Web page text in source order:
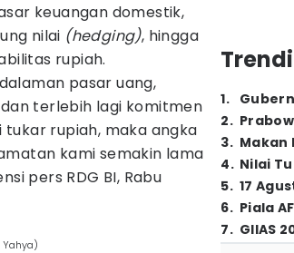
keuangan domestik,
nilai (hedging), hingga
rupiah.
pasar uang,
terlebih lagi komitmen
tukar rupiah, maka angka
kami semakin lama
pers RDG BI, Rabu
1.
2.
3. Makan
4. Nilai
5. 17
6. Piala
7. GIIAS